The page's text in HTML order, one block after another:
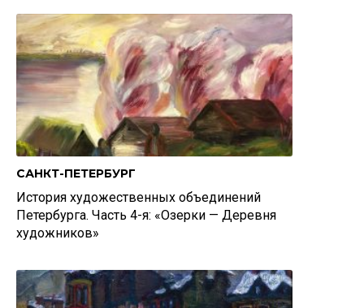
САНКТ-ПЕТЕРБУРГ
История художественных объединений
Петербурга. Часть 4-я: «Озерки — Деревня
художников»